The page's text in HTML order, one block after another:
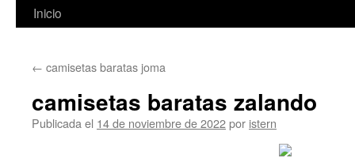
Saltar
contenido
Inicio
← camisetas baratas joma
camisetas baratas zalando
Publicada el 14 de noviembre de 2022por istern